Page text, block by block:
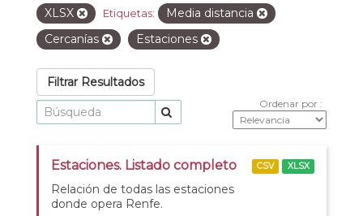
XLSX
Etiquetas:
Media distancia
Cercanías
Estaciones
Filtrar Resultados
Ordenar por
Estaciones. Listado completo
Relación de todas las estaciones
donde opera Renfe.
CSV XLSX